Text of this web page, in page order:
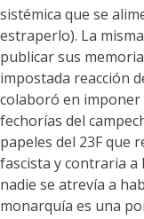
sistémica que se
estraperlo). La
publicar sus
impostada reacción
colaboró en
fechorías del
papeles del 23F que
fascista y contraria a
nadie se atrevía a
monarquía es una